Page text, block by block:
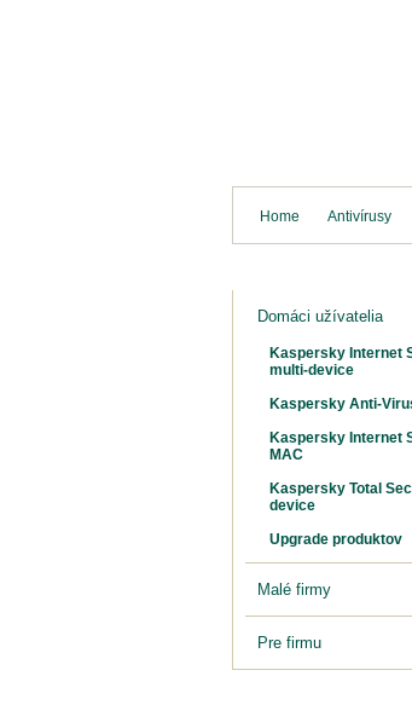
Home Antivírusy
Domáci užívatelia
Kaspersky Internet
multi-device
Kaspersky Anti-
Kaspersky Internet
MAC
Kaspersky Total
device
Upgrade produktov
Malé firmy
Pre firmu